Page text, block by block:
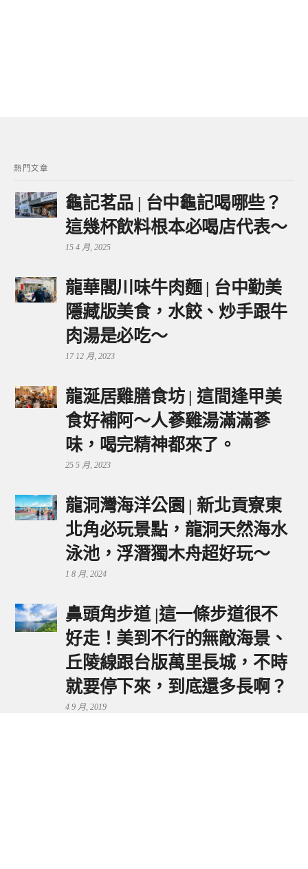
熱門文章
龜記茗品 | 台中龜記喝哪些？
這幾杯飲料根本必喝店代表～
15 4 月, 2025
龍華閣川味牛肉麵 | 台中勤美
隱藏版美食，水餃、炒手跟牛
肉湯是必吃～
17 12 月, 2023
龍涎居雞膳食坊 | 這間逢甲美
食好補阿～人蔘雞湯滿滿蔘
味，喝完精神都來了。
25 5 月, 2023
龍洞灣海洋公園 | 新北貢寮東
北角必玩景點，龍洞天然海水
泳池，浮潛獨木舟超好玩～
1 8 月, 2024
鼻頭角步道 |這一條步道很不
好走！美到不行的無敵海景、
丘陵線跟台版萬里長城，不時
就要停下來，到底還多長啊？
4 9 月, 2019